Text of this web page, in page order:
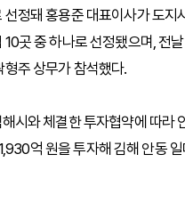
정돼 홍용준 대표이사가 도
곳 중 하나로 선정됐으며, 전
형주 상무가 참석했다.
시와 체결한 투자협약에 따
억 원을 투자해 김해 안동